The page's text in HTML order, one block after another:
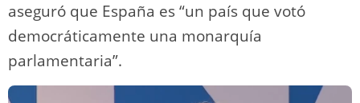
aseguró que España es “un país que votó
democráticamente una monarquía
parlamentaria”.